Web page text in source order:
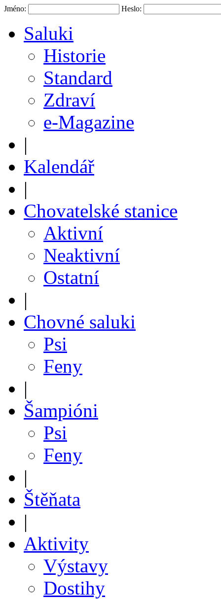
Jméno: Heslo:
Saluki
Historie
Standard
Zdraví
e-Magazine
|
Kalendář
|
Chovatelské stanice
Aktivní
Neaktivní
Ostatní
|
Chovné saluki
Psi
Feny
|
Šampióni
Psi
Feny
|
Štěňata
|
Aktivity
Výstavy
Dostihy